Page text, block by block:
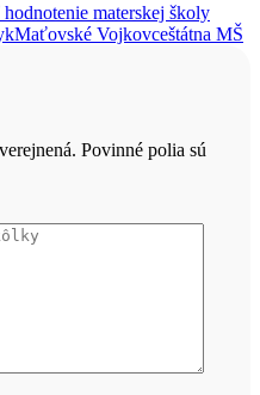
materskej školy
Maťovské Vojkovceštátna MŠ
Povinné polia sú